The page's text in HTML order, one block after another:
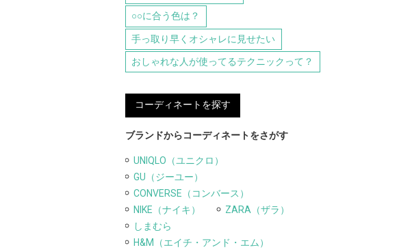
○○に合う色は？
手っ取り早くオシャレに見せたい
おしゃれな人が使ってるテクニックって？
コーディネートを探す
ブランドからコーディネートをさがす
UNIQLO（ユニクロ）
GU（ジーユー）
CONVERSE（コンバース）
NIKE（ナイキ）
ZARA（ザラ）
しまむら
H&M（エイチ・アンド・エム）